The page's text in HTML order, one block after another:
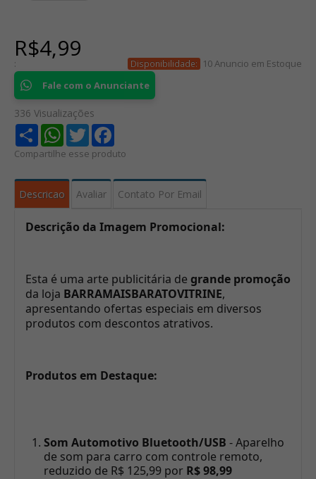
R$4,99
: Disponibilidade:
10 Anuncio em Estoque
Fale com o Anunciante
336 Visualizações
Share WhatsApp
Twitter
Compartilhe esse produto
Descricao Avaliar Contato Por Email
Descrição da Imagem Promocional:
Esta é uma arte publicitária de grande promoção
da loja BARRAMAISBARATOVITRINE,
apresentando ofertas especiais em diversos
produtos com descontos atrativos.
Produtos em Destaque:
Som Automotivo Bluetooth/USB - Aparelho
de som para carro com controle remoto,
reduzido de R$ 125,99 por R$ 98,99